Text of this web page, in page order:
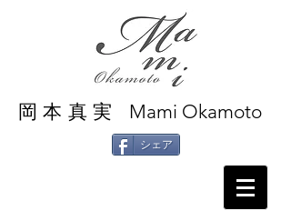
岡本真実 Mami Okamoto
シェア